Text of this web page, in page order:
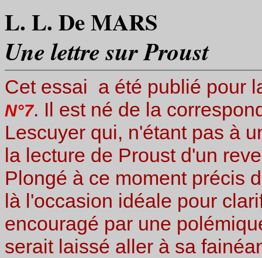
L. L. De MARS
Une lettre sur Proust
Cet essai a été publié pour
N°7. Il est né de la
Lescuyer qui, n'étant pas à
la lecture de Proust d'un
Plongé à ce moment précis
là l'occasion idéale pour
encouragé par une
serait laissé aller à sa